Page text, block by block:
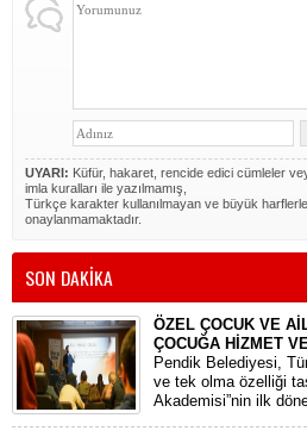
UYARI: Küfür, hakaret, rencide edici cümleler
imla kuralları ile yazılmamış,
Türkçe karakter kullanılmayan ve büyük
onaylanmamaktadır.
SON DAKİKA
ÖZEL ÇOCUK VE
ÇOCUĞA HİZMET
Pendik Belediyesi,
ve tek olma özelliği
Akademisi”nin ilk